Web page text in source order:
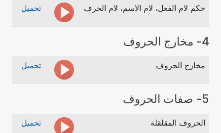
حكم لام الفعل، لام الاسم، لام الحرف تحميل
4- مخارج الحروف
مخارج الحروف تحميل
5- صفات الحروف
الحروف المقلقلة تحميل